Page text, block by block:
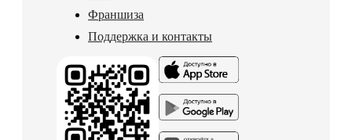
Франшиза
Поддержка и контакты